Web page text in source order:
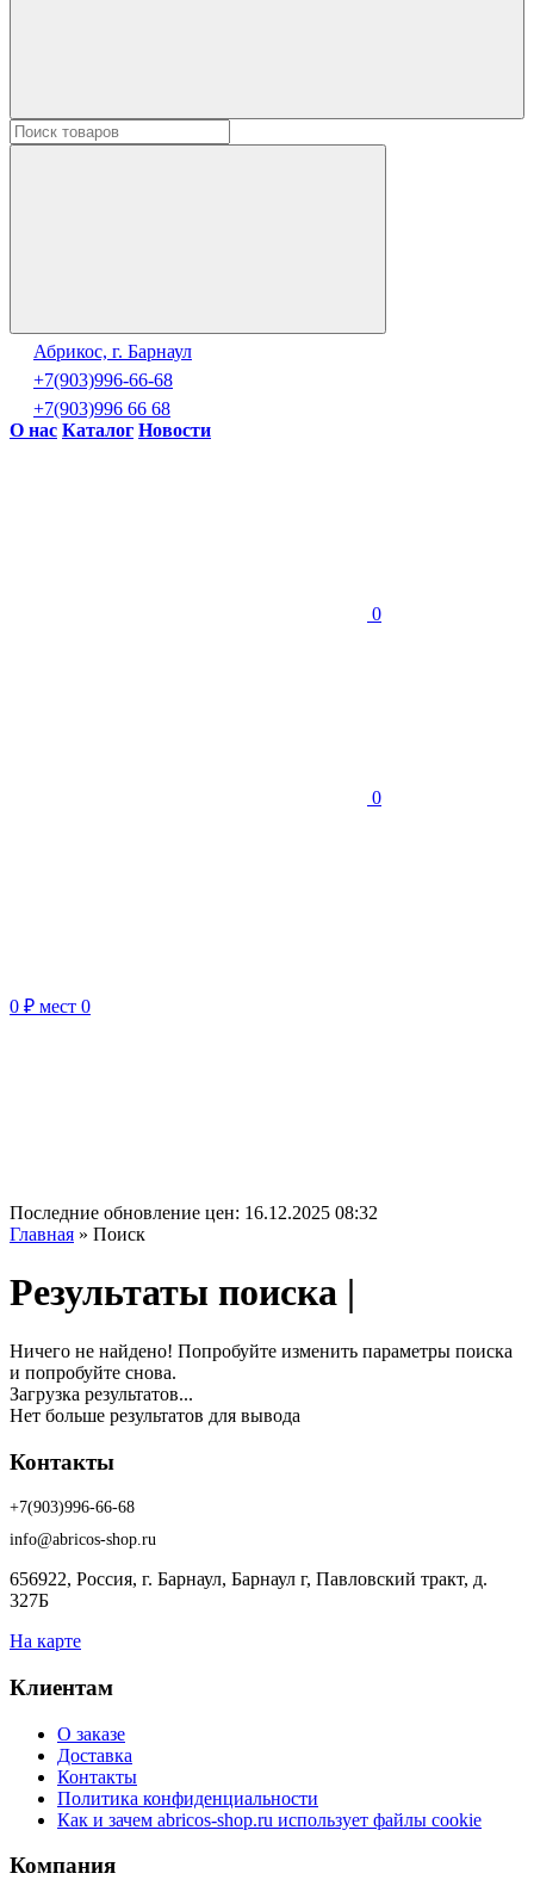
Абрикос, г. Барнаул
+7(903)996-66-68
+7(903)996 66 68
О нас Каталог Новости
0
0
0 ₽ мест 0
Последние обновление цен: 16.12.2025 08:32
Главная » Поиск
Результаты поиска |
Ничего не найдено! Попробуйте изменить параметры поиска
и попробуйте снова.
Загрузка результатов...
Нет больше результатов для вывода
Контакты
+7(903)996-66-68
info@abricos-shop.ru
656922, Россия, г. Барнаул, Барнаул г, Павловский тракт, д.
327Б
На карте
Клиентам
О заказе
Доставка
Контакты
Политика конфиденциальности
Как и зачем abricos-shop.ru использует файлы cookie
Компания